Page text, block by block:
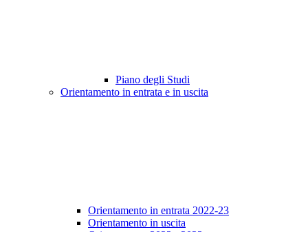
Piano degli Studi
Orientamento in entrata e in uscita
Orientamento in entrata 2022-23
Orientamento in uscita